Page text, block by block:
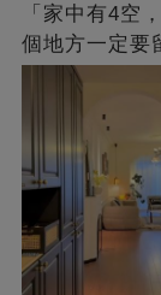
「家中有4空
個地方一定要